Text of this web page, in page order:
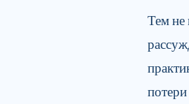
Тем не